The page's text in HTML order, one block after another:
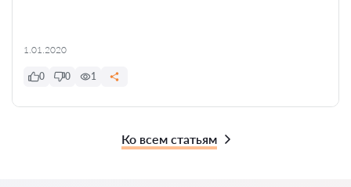
1.01.2020
0 0 1
Ко всем статьям